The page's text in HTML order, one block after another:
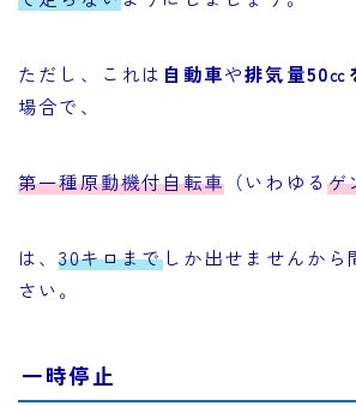
ただし、これは 自動車や排気量50㏄
場合で、
第一種原動機付自転車 （いわゆるゲ
は、30キロまでしか出せませんから
さい。
一時停止